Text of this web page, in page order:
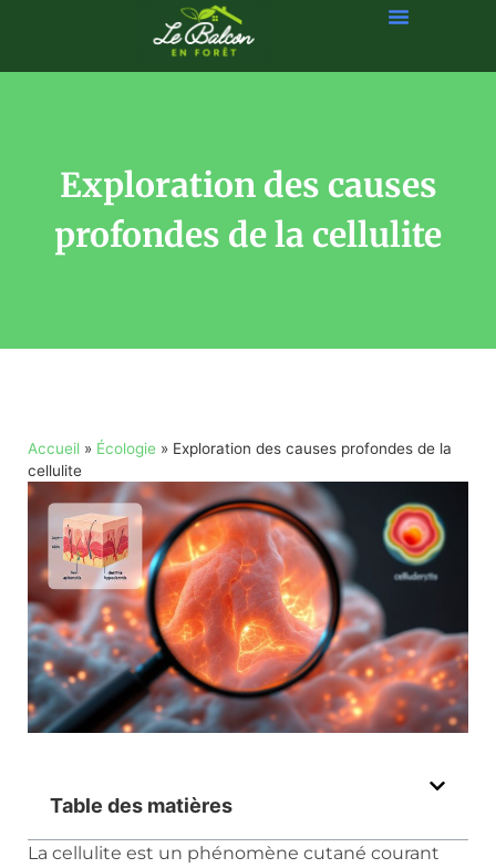
Exploration des causes
profondes de la cellulite
Accueil » Écologie » Exploration des causes profondes de la
cellulite
Table des matières
La cellulite est un phénomène cutané courant